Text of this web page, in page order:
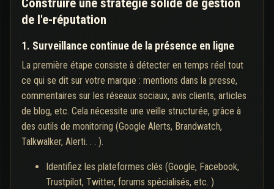
Construire une stratégie solide de gestion
de l'e-réputation
1. Surveillance continue de la présence en ligne
La première étape consiste à détecter en temps réel tout
ce qui se dit sur votre marque : mentions dans la presse,
commentaires sur les réseaux sociaux, avis clients, articles
de blog, etc. Cela nécessite une veille structurée, grâce à
des outils de monitoring (Google Alerts, Brandwatch,
Talkwalker, Alerti. . . ).
Identifiez les plateformes clés (Google, Facebook,
Trustpilot, Twitter, forums spécialisés, etc. )